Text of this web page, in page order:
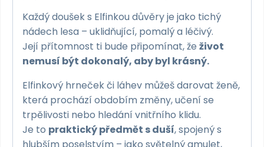
Každý doušek s Elfinkou důvěry je jako tichý
nádech lesa – uklidňující, pomalý a léčivý.
Její přítomnost ti bude připomínat, že život
nemusí být dokonalý, aby byl krásný.
Elfinkový hrneček či láhev můžeš darovat ženě,
která prochází obdobím změny, učení se
trpělivosti nebo hledání vnitřního klidu.
Je to praktický předmět s duší, spojený s
hlubším poselstvím – jako světelný amulet,